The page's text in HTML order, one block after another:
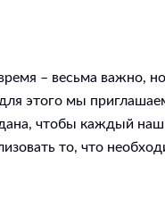
– весьма важно,
этого мы
чтобы каждый наш
то, что